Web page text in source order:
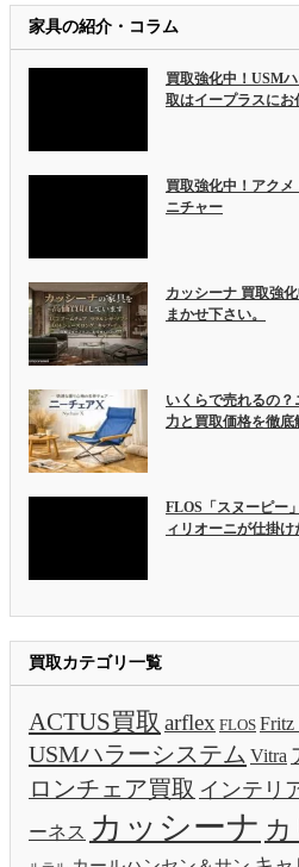
家具の紹介・コラム
買取強化中！USM
取はイープラスにお
買取強化中！アク
ニチャー
カッシーナ 買取強
まかせ下さい。
いくらで売れるの
力と買取価格を徹底
FLOS「スヌーピー
ィリオーニが仕掛
買取カテゴリ一覧
ACTUS買取 arflex FLOS Fritz
USMハラーシステム Vitra
ロンチェア買取 インテリ
ーネス カッシーナ